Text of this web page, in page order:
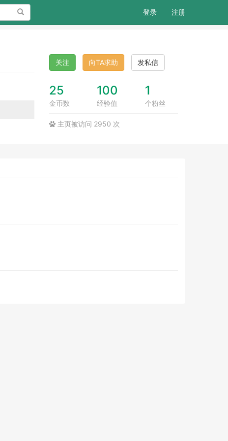
搜索 登录 注册
关注 向TA求助 发私信
25
金币数
100
经验值
1
个粉丝
主页被访问 2950 次